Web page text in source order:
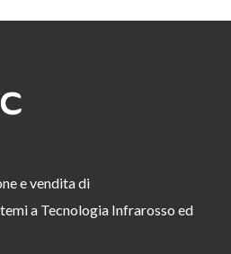
e vendita di
a Tecnologia Infrarosso ed